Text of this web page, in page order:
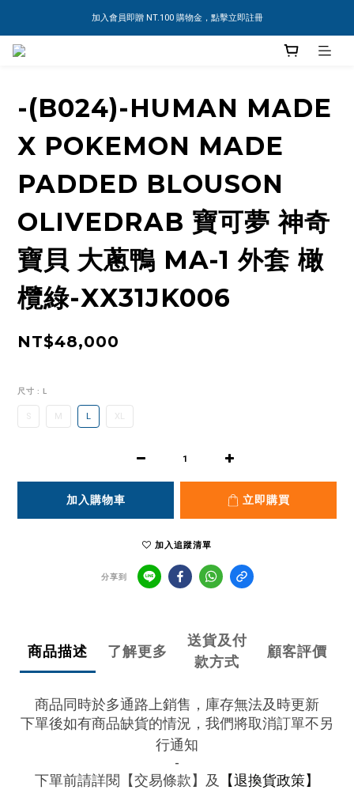
加入會員即贈 NT.100 購物金，點擊立即註冊
-(B024)-HUMAN MADE
X POKEMON MADE
PADDED BLOUSON
OLIVEDRAB 寶可夢 神奇
寶貝 大蔥鴨 MA-1 外套 橄
欖綠-XX31JK006
NT$48,000
尺寸 : L
S M L XL
加入購物車 立即購買
加入追蹤清單
分享到
商品描述 了解更多
送貨及付
款方式
顧客評價
商品同時於多通路上銷售，庫存無法及時更新
下單後如有商品缺貨的情況，我們將取消訂單不另
行通知
-
下單前請詳閱【交易條款】及
【退換貨政策】